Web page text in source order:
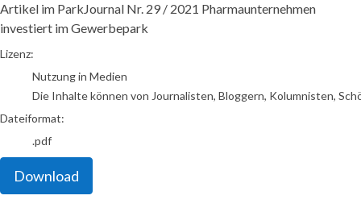
Artikel im ParkJournal Nr. 29 / 2021 Pharmaunternehmen
investiert im Gewerbepark
go to media item
Lizenz:
Nutzung in Medien
Die Inhalte können von Journalisten, Bloggern, Kolumnisten,
Dateiformat:
.pdf
Download